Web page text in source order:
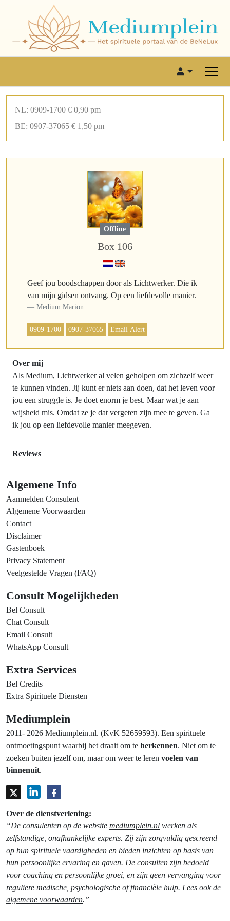
NL: 0909-1700 € 0,90 pm
BE: 0907-37065 € 1,50 pm
Offline
Box 106
Geef jou boodschappen door als Lichtwerker. Die ik
van mijn gidsen ontvang. Op een liefdevolle manier.
Medium Marion
0909-1700 0907-37065 Email Alert
Over mij
Als Medium, Lichtwerker al velen geholpen om zichzelf weer
te kunnen vinden. Jij kunt er niets aan doen, dat het leven voor
jou een struggle is. Je doet enorm je best. Maar wat je aan
wijsheid mis. Omdat ze je dat vergeten zijn mee te geven. Ga
ik jou op een liefdevolle manier meegeven.
Reviews
Algemene Info
Aanmelden Consulent
Algemene Voorwaarden
Contact
Disclaimer
Gastenboek
Privacy Statement
Veelgestelde Vragen (FAQ)
Consult Mogelijkheden
Bel Consult
Chat Consult
Email Consult
WhatsApp Consult
Extra Services
Bel Credits
Extra Spirituele Diensten
Mediumplein
2011- 2026 Mediumplein.nl. (KvK 52659593). Een spirituele
ontmoetingspunt waarbij het draait om te herkennen. Niet om te
zoeken buiten jezelf om, maar om weer te leren voelen van
binnenuit.
Over de dienstverlening:
“De consulenten op de website mediumplein.nl werken als
zelfstandige, onafhankelijke experts. Zij zijn zorgvuldig gescreend
op hun spirituele vaardigheden en bieden inzichten op basis van
hun persoonlijke ervaring en gaven. De consulten zijn bedoeld
voor coaching en persoonlijke groei, en zijn geen vervanging voor
reguliere medische, psychologische of financiële hulp. Lees ook de
algemene voorwaarden.”